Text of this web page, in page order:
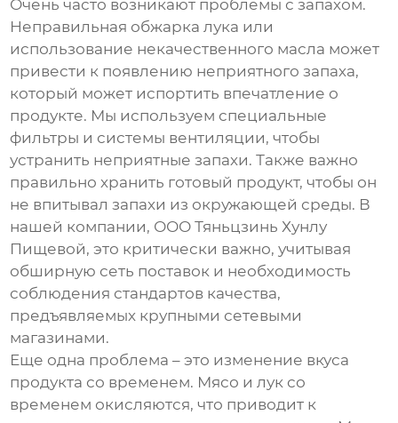
Очень часто возникают проблемы с запахом.
Неправильная обжарка лука или
использование некачественного масла может
привести к появлению неприятного запаха,
который может испортить впечатление о
продукте. Мы используем специальные
фильтры и системы вентиляции, чтобы
устранить неприятные запахи. Также важно
правильно хранить готовый продукт, чтобы он
не впитывал запахи из окружающей среды. В
нашей компании, ООО Тяньцзинь Хунлу
Пищевой, это критически важно, учитывая
обширную сеть поставок и необходимость
соблюдения стандартов качества,
предъявляемых крупными сетевыми
магазинами.
Еще одна проблема – это изменение вкуса
продукта со временем. Мясо и лук со
временем окисляются, что приводит к